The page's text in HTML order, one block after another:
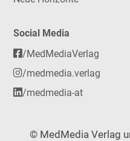
Social Media
/MedMediaVerlag
/medmedia.verlag
/medmedia-at
© MedMedia Verlag